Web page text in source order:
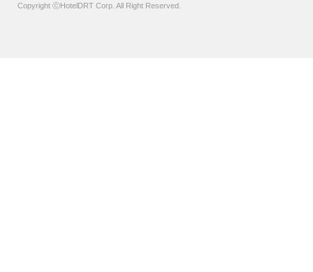
Copyright ⓒHotelDRT Corp. All Right Reserved.